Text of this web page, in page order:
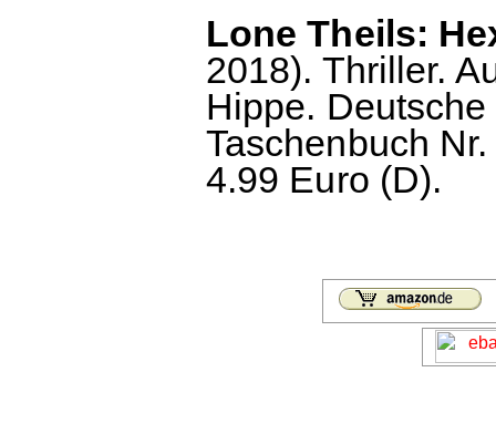
Lone Theils:
2018). Thriller.
Hippe.
Taschenbuch
4.99 Euro (D).